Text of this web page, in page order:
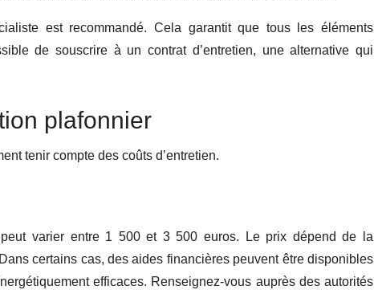
est recommandé. Cela garantit que tous les éléments
de souscrire à un contrat d’entretien, une alternative qui
plafonnier
tenir compte des coûts d’entretien.
peut varier entre 1 500 et 3 500 euros. Le prix dépend de la
certains cas, des aides financières peuvent être disponibles
efficaces. Renseignez-vous auprès des autorités